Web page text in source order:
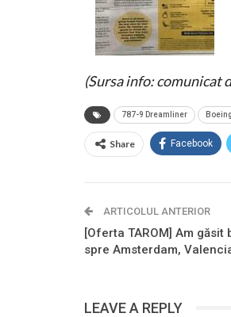
(Sursa info: comunicat
787-9 Dreamliner Boeing
Share Facebook
ARTICOLUL ANTERIOR
[Oferta TAROM] Am găsit
spre Amsterdam,
LEAVE A REPLY